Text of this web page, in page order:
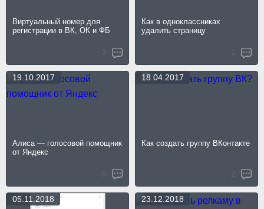
Виртуальный номер для
регистрации в ВК, ОК и ФБ
3
Как в одноклассниках
удалить страницу
1
Алиса — голосовой помощник
от Яндекс
19.10.2017
5
Как создать группу ВКонтакте
18.04.2017
2
05.11.2018 23.12.2018